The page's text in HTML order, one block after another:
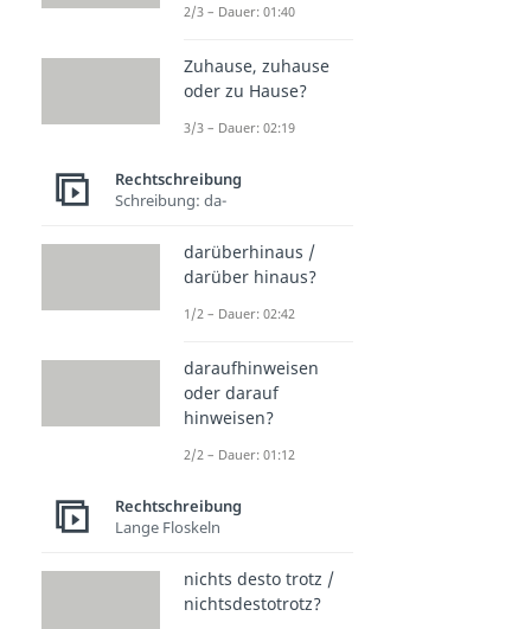
2/3 – Dauer: 01:40
Zuhause, zuhause
oder zu Hause?
3/3 – Dauer: 02:19
Rechtschreibung
Schreibung: da-
darüberhinaus /
darüber hinaus?
1/2 – Dauer: 02:42
daraufhinweisen
oder darauf
hinweisen?
2/2 – Dauer: 01:12
Rechtschreibung
Lange Floskeln
nichts desto trotz /
nichtsdestotrotz?